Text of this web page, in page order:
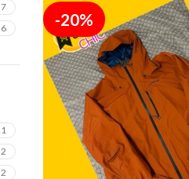
7
6
1
2
2
-20%